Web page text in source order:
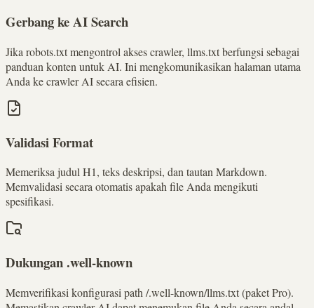
Gerbang ke AI Search
Jika robots.txt mengontrol akses crawler, llms.txt berfungsi sebagai
panduan konten untuk AI. Ini mengkomunikasikan halaman utama
Anda ke crawler AI secara efisien.
Validasi Format
Memeriksa judul H1, teks deskripsi, dan tautan Markdown.
Memvalidasi secara otomatis apakah file Anda mengikuti
spesifikasi.
Dukungan .well-known
Memverifikasi konfigurasi path /.well-known/llms.txt (paket Pro).